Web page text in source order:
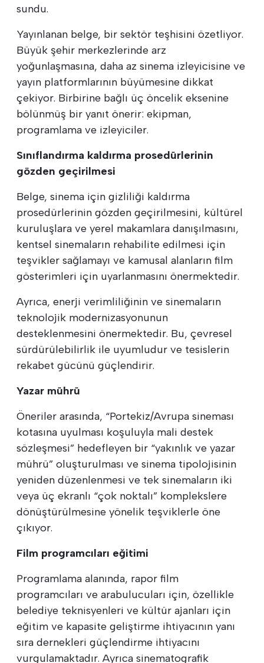
sundu.
Yayınlanan belge, bir sektör teşhisini özetliyor.
Büyük şehir merkezlerinde arz
yoğunlaşmasına, daha az sinema izleyicisine ve
yayın platformlarının büyümesine dikkat
çekiyor. Birbirine bağlı üç öncelik eksenine
bölünmüş bir yanıt önerir: ekipman,
programlama ve izleyiciler.
Sınıflandırma kaldırma prosedürlerinin
gözden geçirilmesi
Belge, sinema için gizliliği kaldırma
prosedürlerinin gözden geçirilmesini, kültürel
kuruluşlara ve yerel makamlara danışılmasını,
kentsel sinemaların rehabilite edilmesi için
teşvikler sağlamayı ve kamusal alanların film
gösterimleri için uyarlanmasını önermektedir.
Ayrıca, enerji verimliliğinin ve sinemaların
teknolojik modernizasyonunun
desteklenmesini önermektedir. Bu, çevresel
sürdürülebilirlik ile uyumludur ve tesislerin
rekabet gücünü güçlendirir.
Yazar mührü
Öneriler arasında, “Portekiz/Avrupa sineması
kotasına uyulması koşuluyla mali destek
sözleşmesi” hedefleyen bir “yakınlık ve yazar
mührü” oluşturulması ve sinema tipolojisinin
yeniden düzenlenmesi ve tek sinemaların iki
veya üç ekranlı “çok noktalı” komplekslere
dönüştürülmesine yönelik teşviklerle öne
çıkıyor.
Film programcıları eğitimi
Programlama alanında, rapor film
programcıları ve arabulucuları için, özellikle
belediye teknisyenleri ve kültür ajanları için
eğitim ve kapasite geliştirme ihtiyacının yanı
sıra dernekleri güçlendirme ihtiyacını
vurgulamaktadır. Ayrıca sinematografik